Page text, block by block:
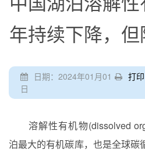
年持续下降，
打印
日期：2024年01月01
日
溶解性有机物(dissolved
泊最大的有机碳库，也是全球碳